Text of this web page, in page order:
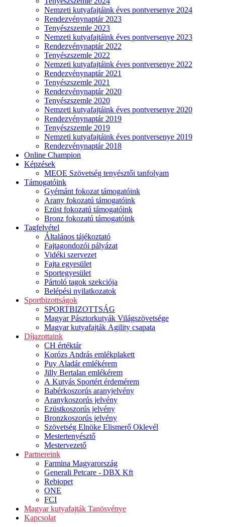
Nemzeti kutyafajtáink éves pontversenye 2024
Rendezvénynaptár 2023
Tenyészszemle 2023
Nemzeti kutyafajtáink éves pontversenye 2023
Rendezvénynaptár 2022
Tenyészszemle 2022
Nemzeti kutyafajtáink éves pontversenye 2022
Rendezvénynaptár 2021
Tenyészszemle 2021
Rendezvénynaptár 2020
Tenyészszemle 2020
Nemzeti kutyafajtáink éves pontversenye 2020
Rendezvénynaptár 2019
Tenyészszemle 2019
Nemzeti kutyafajtáink éves pontversenye 2019
Rendezvénynaptár 2018
Online Champion
Képzések
MEOE Szövetség tenyésztői tanfolyam
Támogatóink
Gyémánt fokozat támogatóink
Arany fokozatú támogatóink
Ezüst fokozatú támogatóink
Bronz fokozatú támogatóink
Tagfelvétel
Általános tájékoztató
Fajtagondozói pályázat
Vidéki szervezet
Fajta egyesület
Sportegyesület
Pártoló tagok szekciója
Belépési nyilatkozatok
Sportbizottságok
SPORTBIZOTTSÁG
Magyar Pásztorkutyák Világszövetsége
Magyar kutyafajták Agility csapata
Díjazottaink
CH értéktár
Korózs András emlékplakett
Puy Aladár emlékérem
Jilly Bertalan emlékérem
A Kutyás Sportért érdemérem
Babérkoszorús aranyjelvény
Aranykoszorús jelvény
Ezüstkoszorús jelvény
Bronzkoszorús jelvény
Szövetség Elnöke Elismerő Oklevél
Mestertenyésztő
Mestervezető
Partnereink
Farmina Magyarország
Generali Petcare - DBX Kft
Rebiopet
ONE
FCI
Magyar kutyafajták Tanösvénye
Kapcsolat